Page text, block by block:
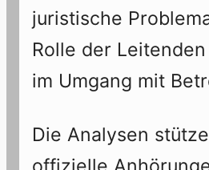
juristische
Rolle der
im Umgang mit
Die Analysen